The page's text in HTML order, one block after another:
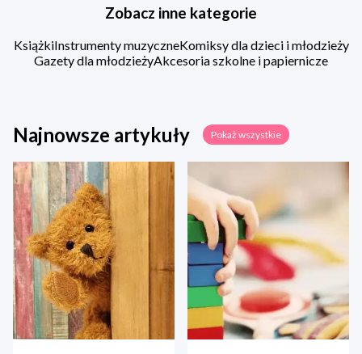
Zobacz inne kategorie
KsiążkiInstrumenty muzyczneKomiksy dla dzieci i młodzieży
Gazety dla młodzieżyAkcesoria szkolne i papiernicze
Najnowsze artykuły Pokaż wszystkie